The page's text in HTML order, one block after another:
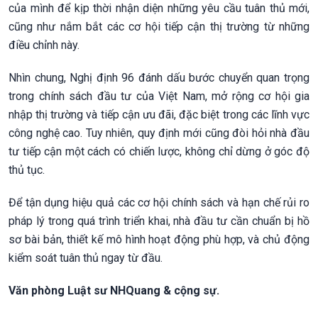
của mình để kịp thời nhận diện những yêu cầu tuân thủ mới,
cũng như nắm bắt các cơ hội tiếp cận thị trường từ những
điều chỉnh này.
Nhìn chung, Nghị định 96 đánh dấu bước chuyển quan trọng
trong chính sách đầu tư của Việt Nam, mở rộng cơ hội gia
nhập thị trường và tiếp cận ưu đãi, đặc biệt trong các lĩnh vực
công nghệ cao. Tuy nhiên, quy định mới cũng đòi hỏi nhà đầu
tư tiếp cận một cách có chiến lược, không chỉ dừng ở góc độ
thủ tục.
Để tận dụng hiệu quả các cơ hội chính sách và hạn chế rủi ro
pháp lý trong quá trình triển khai, nhà đầu tư cần chuẩn bị hồ
sơ bài bản, thiết kế mô hình hoạt động phù hợp, và chủ động
kiểm soát tuân thủ ngay từ đầu.
Văn phòng Luật sư NHQuang & cộng sự.